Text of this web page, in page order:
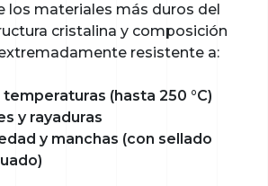
los materiales más duros del
cristalina y composición
resistente a:
(hasta 250 °C)
y rayaduras
y manchas (con sellado